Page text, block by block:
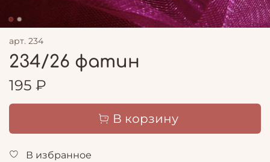
арт. 234
234/26 фатин
195 ₽
В корзину
В избранное